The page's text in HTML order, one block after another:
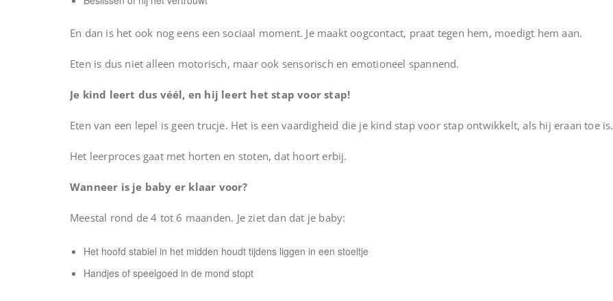
En dan is het ook nog eens een sociaal moment. Je maakt oogcontact, praat tegen hem, moedigt hem aan.
Eten is dus niet alleen motorisch, maar ook sensorisch en emotioneel spannend.
Je kind leert dus véél, en hij leert het stap voor stap!
Eten van een lepel is geen trucje. Het is een vaardigheid die je kind stap voor stap ontwikkelt, als hij eraan toe is.
Het leerproces gaat met horten en stoten, dat hoort erbij.
Wanneer is je baby er klaar voor?
Meestal rond de 4 tot 6 maanden. Je ziet dan dat je baby:
Het hoofd stabiel in het midden houdt tijdens liggen in een stoeltje
Handjes of speelgoed in de mond stopt